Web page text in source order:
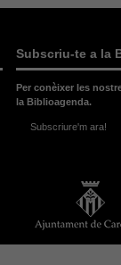
Subscriu-te a la
Per conèixer les
la Biblioagenda.
Subscriure'm ara!